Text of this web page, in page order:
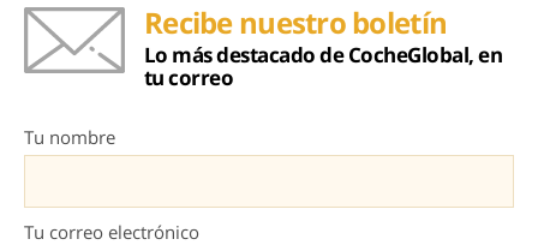
Recibe nuestro boletín
Lo más destacado de CocheGlobal, en
tu correo
Tu nombre
Tu correo electrónico